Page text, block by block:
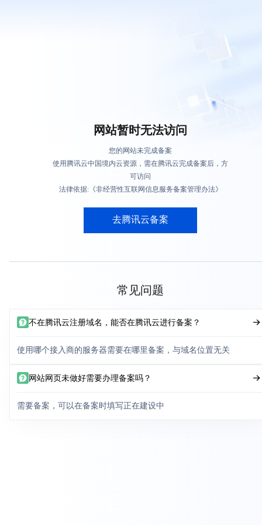
网站暂时无法访问
您的网站未完成备案
使用腾讯云中国境内云资源，需在腾讯云完成备案后，方
可访问
法律依据:《非经营性互联网信息服务备案管理办法》
去腾讯云备案
常见问题
不在腾讯云注册域名，能否在腾讯云进行备案？
使用哪个接入商的服务器需要在哪里备案，与域名位置无关
网站网页未做好需要办理备案吗？
需要备案，可以在备案时填写正在建设中